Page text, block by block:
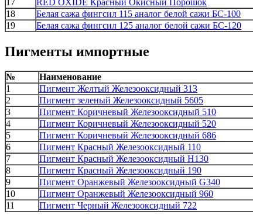
18
Белая сажа фингсил 115 аналог белой сажи БС-100
19
Белая сажа фингсил 125 аналог белой сажи БС-120
Пигменты импортные
№ Наименование
1
Пигмент Желтый Железооксидный 313
2
Пигмент зеленый Железооксидный 5605
3
Пигмент Коричневый Железооксидный 510
4
Пигмент Коричневый Железооксидный 520
5
Пигмент Коричневый Железооксидный 686
6
Пигмент Красный Железооксидный 110
7
Пигмент Красный Железооксидный H130
8
Пигмент Красный Железооксидный 190
9
Пигмент Оранжевый Железооксидный G340
10
Пигмент Оранжевый Железооксидный 960
11
Пигмент Черный Железооксидный 722